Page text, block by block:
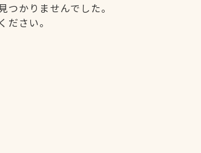
かりませんでした。
さい。